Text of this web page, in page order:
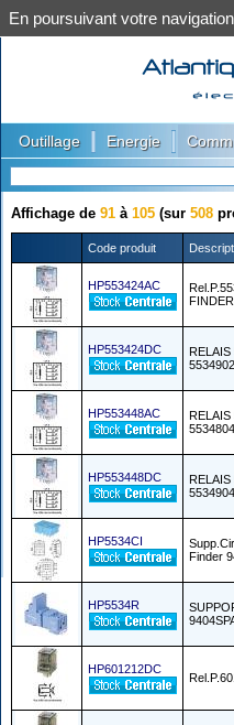
Outillage Energie
Affichage de 91 à 105 (sur 508
Code produit
HP553424AC
HP553424DC
RELAIS
HP553448AC
RELAIS
HP553448DC
RELAIS
HP5534CI
Finder
HP5534R
HP601212DC
En poursuivant votre